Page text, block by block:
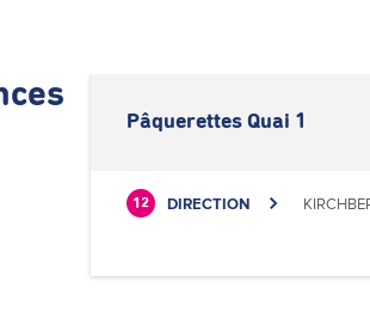
Pâquerettes Quai 1
12 DIRECTION